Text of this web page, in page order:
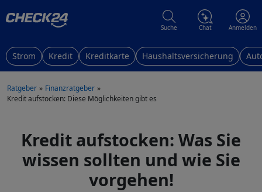
Suche Chat Anmelden
Strom Kredit Kreditkarte Haushaltsversicherung
Ratgeber
Finanzratgeber
Kredit aufstocken: Diese Möglichkeiten gibt es
Kredit aufstocken: Was Sie
wissen sollten und wie Sie
vorgehen!